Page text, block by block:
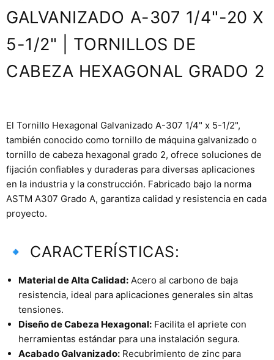
GALVANIZADO A-307 1/4"-20 X
5-1/2" | TORNILLOS DE
CABEZA HEXAGONAL GRADO 2
El Tornillo Hexagonal Galvanizado A-307 1/4" x 5-1/2",
también conocido como tornillo de máquina galvanizado o
tornillo de cabeza hexagonal grado 2, ofrece soluciones de
fijación confiables y duraderas para diversas aplicaciones
en la industria y la construcción. Fabricado bajo la norma
ASTM A307 Grado A, garantiza calidad y resistencia en cada
proyecto.
🔹 CARACTERÍSTICAS:
Material de Alta Calidad: Acero al carbono de baja
resistencia, ideal para aplicaciones generales sin altas
tensiones.
Diseño de Cabeza Hexagonal: Facilita el apriete con
herramientas estándar para una instalación segura.
Acabado Galvanizado: Recubrimiento de zinc para